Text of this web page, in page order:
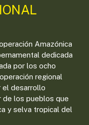
Amazónica
dedicada
por los ocho
regional
el desarrollo
de los pueblos que
y selva tropical del